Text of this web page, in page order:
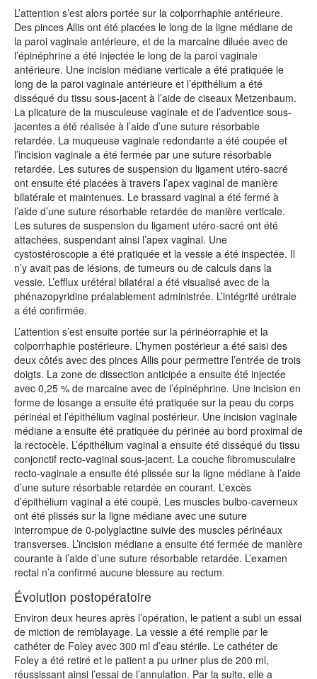
L’attention s’est alors portée sur la colporrhaphie antérieure.
Des pinces Allis ont été placées le long de la ligne médiane de
la paroi vaginale antérieure, et de la marcaine diluée avec de
l’épinéphrine a été injectée le long de la paroi vaginale
antérieure. Une incision médiane verticale a été pratiquée le
long de la paroi vaginale antérieure et l’épithélium a été
disséqué du tissu sous-jacent à l’aide de ciseaux Metzenbaum.
La plicature de la musculeuse vaginale et de l’adventice sous-
jacentes a été réalisée à l’aide d’une suture résorbable
retardée. La muqueuse vaginale redondante a été coupée et
l’incision vaginale a été fermée par une suture résorbable
retardée. Les sutures de suspension du ligament utéro-sacré
ont ensuite été placées à travers l’apex vaginal de manière
bilatérale et maintenues. Le brassard vaginal a été fermé à
l’aide d’une suture résorbable retardée de manière verticale.
Les sutures de suspension du ligament utéro-sacré ont été
attachées, suspendant ainsi l’apex vaginal. Une
cystostéroscopie a été pratiquée et la vessie a été inspectée. Il
n’y avait pas de lésions, de tumeurs ou de calculs dans la
vessie. L’efflux urétéral bilatéral a été visualisé avec de la
phénazopyridine préalablement administrée. L’intégrité urétrale
a été confirmée.
L’attention s’est ensuite portée sur la périnéorraphie et la
colporrhaphie postérieure. L’hymen postérieur a été saisi des
deux côtés avec des pinces Allis pour permettre l’entrée de trois
doigts. La zone de dissection anticipée a ensuite été injectée
avec 0,25 % de marcaine avec de l’épinéphrine. Une incision en
forme de losange a ensuite été pratiquée sur la peau du corps
périnéal et l’épithélium vaginal postérieur. Une incision vaginale
médiane a ensuite été pratiquée du périnée au bord proximal de
la rectocèle. L’épithélium vaginal a ensuite été disséqué du tissu
conjonctif recto-vaginal sous-jacent. La couche fibromusculaire
recto-vaginale a ensuite été plissée sur la ligne médiane à l’aide
d’une suture résorbable retardée en courant. L’excès
d’épithélium vaginal a été coupé. Les muscles bulbo-caverneux
ont été plissés sur la ligne médiane avec une suture
interrompue de 0-polyglactine suivie des muscles périnéaux
transverses. L’incision médiane a ensuite été fermée de manière
courante à l’aide d’une suture résorbable retardée. L’examen
rectal n’a confirmé aucune blessure au rectum.
Évolution postopératoire
Environ deux heures après l’opération, le patient a subi un essai
de miction de remblayage. La vessie a été remplie par le
cathéter de Foley avec 300 ml d’eau stérile. Le cathéter de
Foley a été retiré et le patient a pu uriner plus de 200 ml,
réussissant ainsi l’essai de l’annulation. Par la suite, elle a